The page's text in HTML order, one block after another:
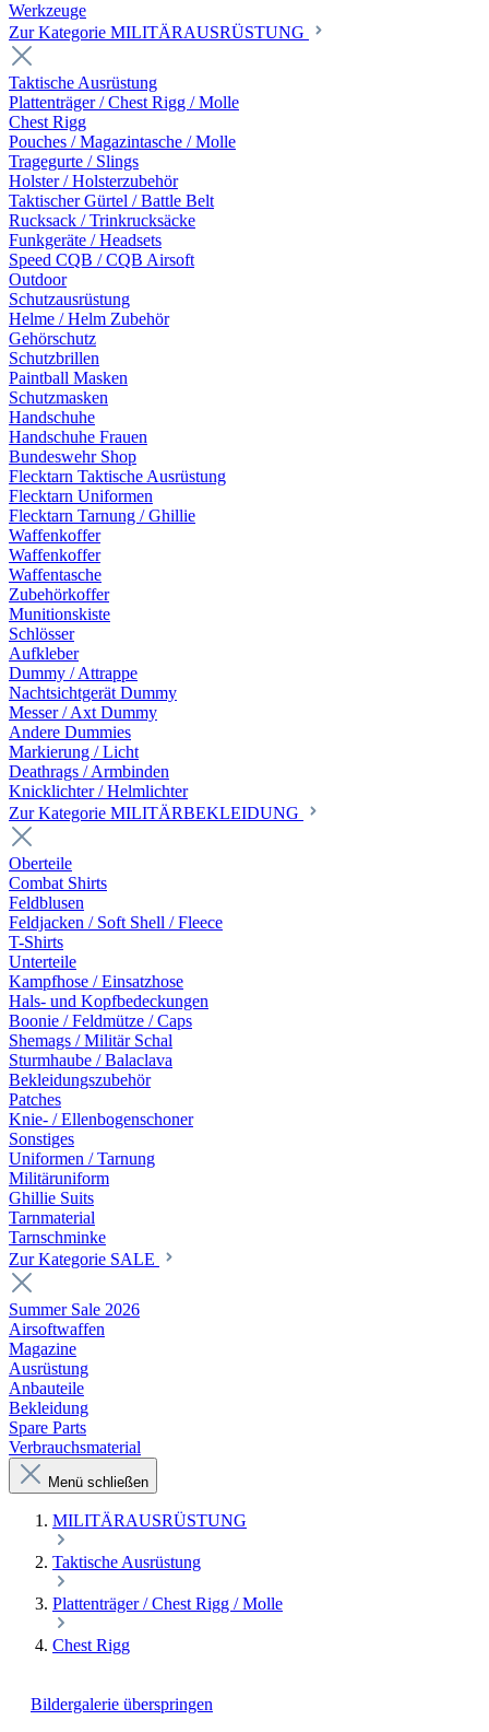
Werkzeuge
Zur Kategorie MILITÄRAUSRÜSTUNG
Taktische Ausrüstung
Plattenträger / Chest Rigg / Molle
Chest Rigg
Pouches / Magazintasche / Molle
Tragegurte / Slings
Holster / Holsterzubehör
Taktischer Gürtel / Battle Belt
Rucksack / Trinkrucksäcke
Funkgeräte / Headsets
Speed CQB / CQB Airsoft
Outdoor
Schutzausrüstung
Helme / Helm Zubehör
Gehörschutz
Schutzbrillen
Paintball Masken
Schutzmasken
Handschuhe
Handschuhe Frauen
Bundeswehr Shop
Flecktarn Taktische Ausrüstung
Flecktarn Uniformen
Flecktarn Tarnung / Ghillie
Waffenkoffer
Waffenkoffer
Waffentasche
Zubehörkoffer
Munitionskiste
Schlösser
Aufkleber
Dummy / Attrappe
Nachtsichtgerät Dummy
Messer / Axt Dummy
Andere Dummies
Markierung / Licht
Deathrags / Armbinden
Knicklichter / Helmlichter
Zur Kategorie MILITÄRBEKLEIDUNG
Oberteile
Combat Shirts
Feldblusen
Feldjacken / Soft Shell / Fleece
T-Shirts
Unterteile
Kampfhose / Einsatzhose
Hals- und Kopfbedeckungen
Boonie / Feldmütze / Caps
Shemags / Militär Schal
Sturmhaube / Balaclava
Bekleidungszubehör
Patches
Knie- / Ellenbogenschoner
Sonstiges
Uniformen / Tarnung
Militäruniform
Ghillie Suits
Tarnmaterial
Tarnschminke
Zur Kategorie SALE
Summer Sale 2026
Airsoftwaffen
Magazine
Ausrüstung
Anbauteile
Bekleidung
Spare Parts
Verbrauchsmaterial
Menü schließen
MILITÄRAUSRÜSTUNG
Taktische Ausrüstung
Plattenträger / Chest Rigg / Molle
Chest Rigg
Bildergalerie überspringen